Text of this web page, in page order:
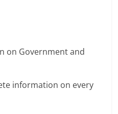
on Government and
information on every